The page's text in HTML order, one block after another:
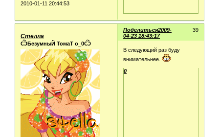
2010-01-11 20:44:53
Поделиться 39
2009-
04-23 18:43:17
Стелла
ѼБезумныЙ ТомаТ о_0Ѽ
В следующий раз буду
внимательнее.
0